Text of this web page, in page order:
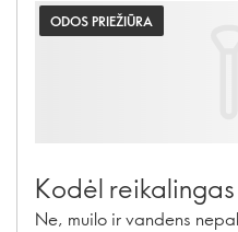
ODOS PRIEŽIŪRA
Kodėl
Ne, muilo ir vandens